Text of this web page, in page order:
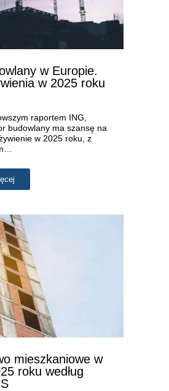
w Europie.
w 2025 roku
raportem ING,
budowlany ma szansę na
w 2025 roku, z
mieszkaniowe w
roku według